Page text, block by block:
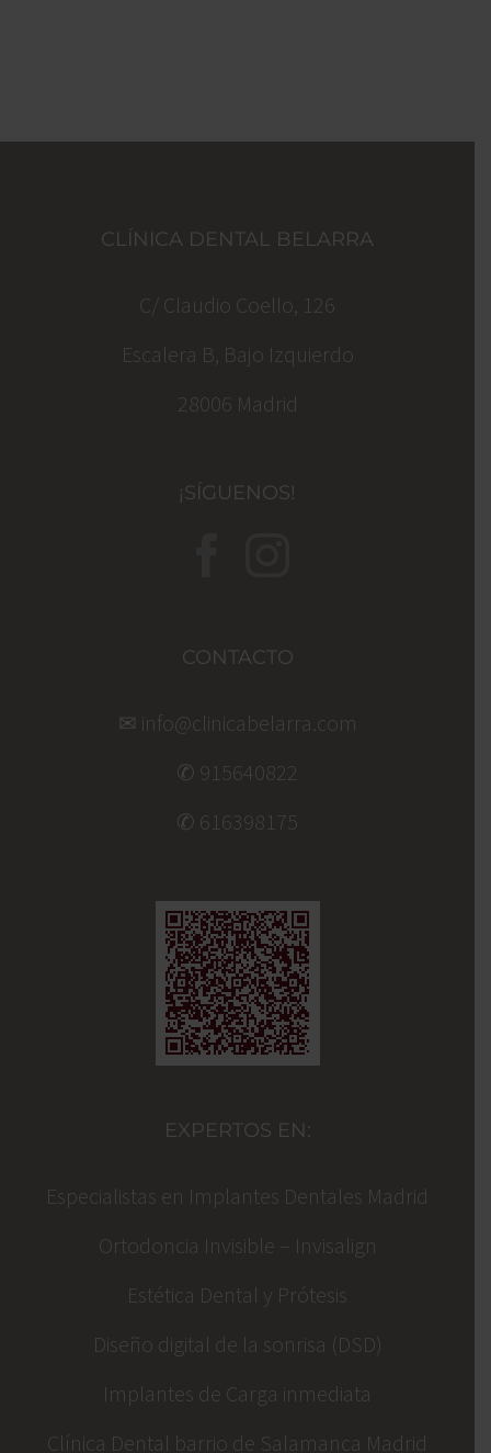
CLÍNICA DENTAL BELARRA
C/ Claudio Coello, 126
Escalera B, Bajo Izquierdo
28006 Madrid
¡SÍGUENOS!
CONTACTO
✉ info@clinicabelarra.com
✆ 915640822
✆ 616398175
EXPERTOS EN:
Especialistas en Implantes Dentales Madrid
Ortodoncia Invisible – Invisalign
Estética Dental y Prótesis
Diseño digital de la sonrisa (DSD)
Implantes de Carga inmediata
Clínica Dental barrio de Salamanca Madrid